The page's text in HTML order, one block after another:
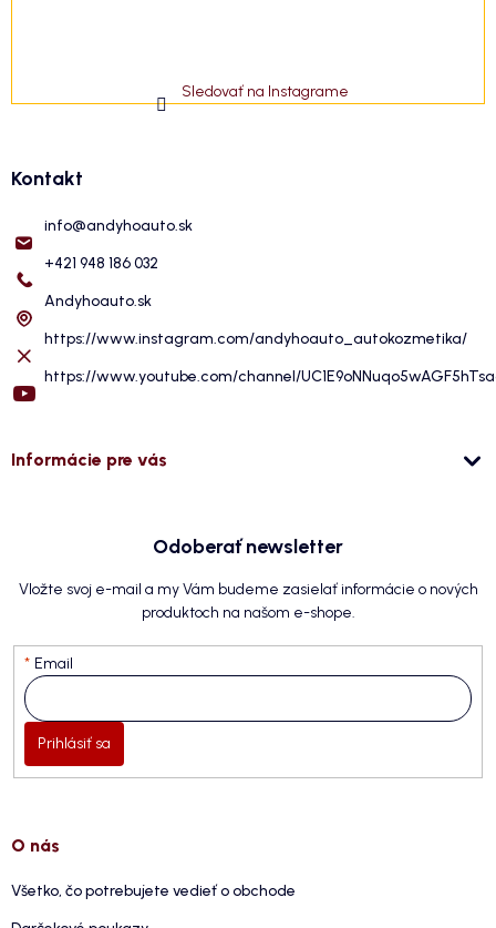
Sledovať na Instagrame
Kontakt
info@andyhoauto.sk
+421 948 186 032
Andyhoauto.sk
https://www.instagram.com/andyhoauto_autokozmetika/
https://www.youtube.com/channel/
Informácie pre vás
Odoberať newsletter
Vložte svoj e-mail a my Vám budeme zasielať informácie o nových
produktoch na našom e-shope.
Email
Prihlásiť sa
O nás
Všetko, čo potrebujete vedieť o obchode